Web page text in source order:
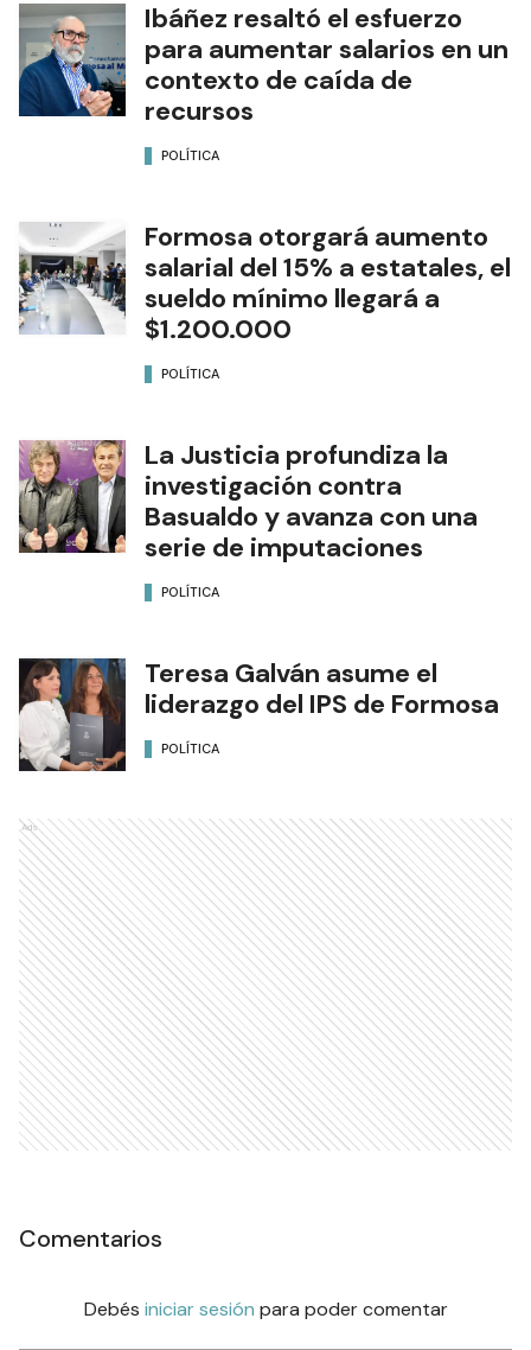
Ibáñez resaltó el esfuerzo
para aumentar salarios en un
contexto de caída de
recursos
POLÍTICA
Formosa otorgará aumento
salarial del 15% a estatales, el
sueldo mínimo llegará a
$1.200.000
POLÍTICA
La Justicia profundiza la
investigación contra
Basualdo y avanza con una
serie de imputaciones
POLÍTICA
Teresa Galván asume el
liderazgo del IPS de Formosa
POLÍTICA
Ads
Comentarios
Debés iniciar sesión para poder comentar